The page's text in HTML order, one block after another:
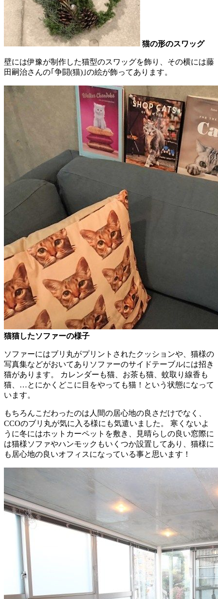
猫の形のスワッグ
壁には伊豫が制作した猫型のスワッグを飾り、その横には藤
田嗣治さんの｢争闘(猫)｣の絵が飾ってあります。
猫猫したソファーの様子
ソファーにはブリ丸がプリントされたクッションや、猫様の
写真集などがおいてありソファーのサイドテーブルには招き
猫があります。 カレンダーも猫、お茶も猫、蚊取り線香も
猫、…とにかくどこに目をやっても猫！という状態になって
います。
もちろんこだわったのは人間の居心地の良さだけでなく、
CCOのブリ丸が気に入る様にも気遣いました。 寒くないよ
うに冬にはホットカーペットを敷き、見晴らしの良い窓際に
は猫様ソファやハンモックもいくつか設置してあり、猫様に
も居心地の良いオフィスになっている事と思います！